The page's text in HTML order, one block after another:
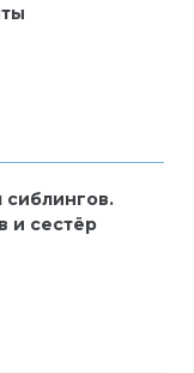
и сестёр